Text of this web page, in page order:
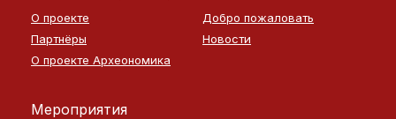
О проекте
Добро пожаловать
Партнёры
Новости
О проекте Археономика
Мероприятия